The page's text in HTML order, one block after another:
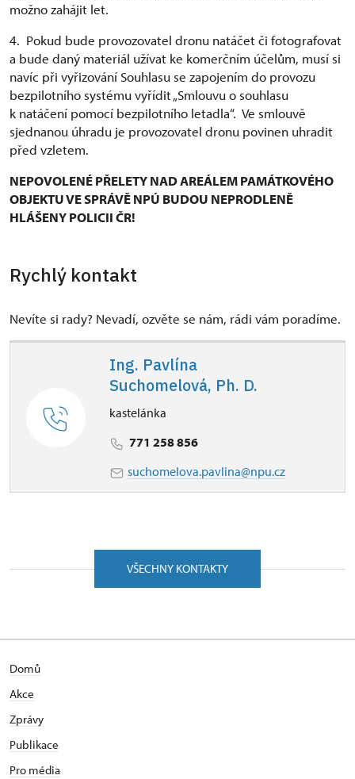
možno zahájit let.
4. Pokud bude provozovatel dronu natáčet či fotografovat
a bude daný materiál užívat ke komerčním účelům, musí si
navíc při vyřizování Souhlasu se zapojením do provozu
bezpilotního systému vyřídit „Smlouvu o souhlasu
k natáčení pomocí bezpilotního letadla“. Ve smlouvě
sjednanou úhradu je provozovatel dronu povinen uhradit
před vzletem.
NEPOVOLENÉ PŘELETY NAD AREÁLEM PAMÁTKOVÉHO
OBJEKTU VE SPRÁVĚ NPÚ BUDOU NEPRODLENĚ
HLÁŠENY POLICII ČR!
Rychlý kontakt
Nevíte si rady? Nevadí, ozvěte se nám, rádi vám poradíme.
Ing. Pavlína
Suchomelová, Ph. D.
kastelánka
771 258 856
suchomelova.pavlina@npu.cz
VŠECHNY KONTAKTY
Domů
Akce
Zprávy
Publikace
Pro média